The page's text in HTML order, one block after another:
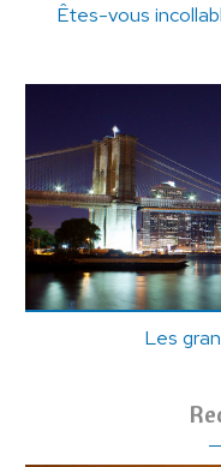
Êtes-vous
Les